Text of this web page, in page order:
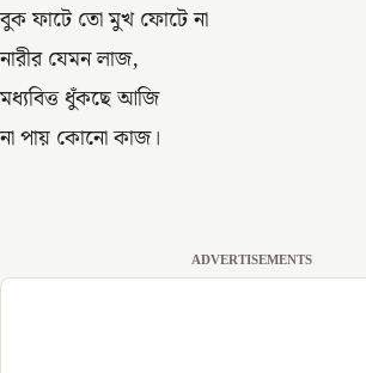
বুক ফাটে তো মুখ ফোটে না
নারীর যেমন লাজ,
মধ্যবিত্ত ধুঁকছে আজি
না পায় কোনো কাজ।
ADVERTISEMENTS